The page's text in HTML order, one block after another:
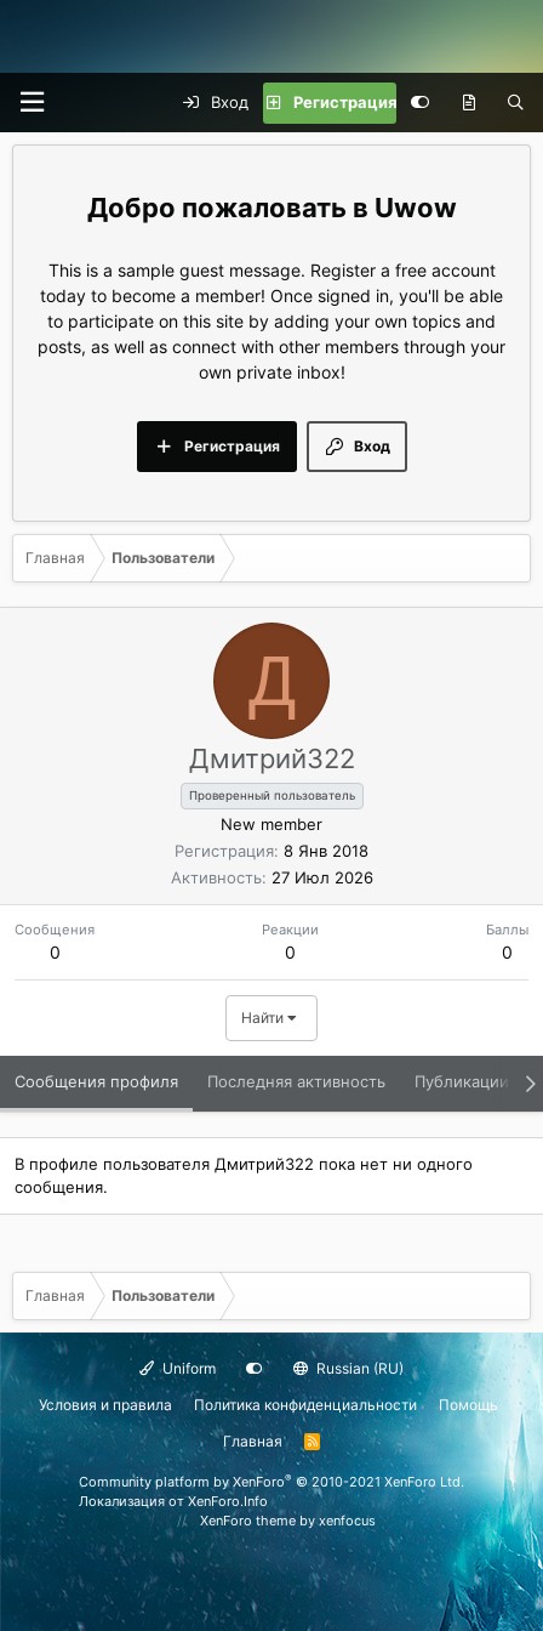
Вход Регистрация
Uwow
This is a sample guest message. Register a free account
today to become a member! Once signed in, you'll be able
to participate on this site by adding your own topics and
posts, as well as connect with other members through your
own private inbox!
Вход
Регистрация
Главная Пользователи
Д
Дмитрий322
Проверенный пользователь
New member
Регистрация 8 Янв 2018
Активность 27 Июл 2026
Сообщения
0
Реакции
0
Баллы
0
Найти
Сообщения профиля Последняя активность Публикации
В профиле пользователя Дмитрий322 пока нет ни одного
сообщения.
Главная Пользователи
Uniform
Russian (RU)
Условия и правила
Политика конфиденциальности
Помощь
Главная
R
S
S
Community platform by XenForo® © 2010-2021 XenForo Ltd.
Локализация отXenForo.Info
XenForo themeby xenfocus